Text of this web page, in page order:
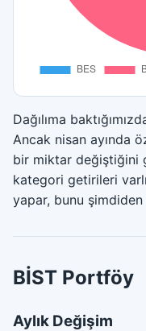
Dağılıma
Ancak nisan ayında
bir miktar değiştiğini
kategori getirileri
yapar, bunu
BİST Portföy
Aylık Değişim